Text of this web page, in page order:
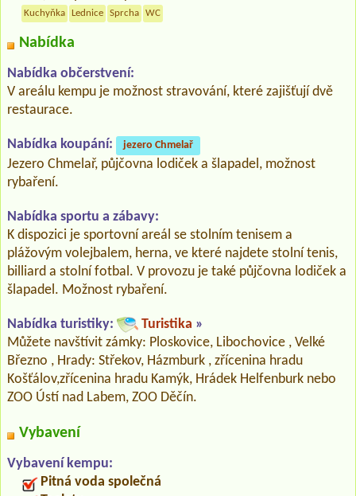
Kuchyňka Lednice Sprcha WC
Nabídka
Nabídka občerstvení:
V areálu kempu je možnost stravování, které zajišťují dvě
restaurace.
Nabídka koupání: jezero Chmelař
Jezero Chmelař, půjčovna lodiček a šlapadel, možnost
rybaření.
Nabídka sportu a zábavy:
K dispozici je sportovní areál se stolním tenisem a
plážovým volejbalem, herna, ve které najdete stolní tenis,
billiard a stolní fotbal. V provozu je také půjčovna lodiček a
šlapadel. Možnost rybaření.
Nabídka turistiky: Turistika »
Můžete navštívit zámky: Ploskovice, Libochovice , Velké
Březno , Hrady: Střekov, Házmburk , zřícenina hradu
Košťálov,zřícenina hradu Kamýk, Hrádek Helfenburk nebo
ZOO Ústí nad Labem, ZOO Děčín.
Vybavení
Vybavení kempu:
Pitná voda společná